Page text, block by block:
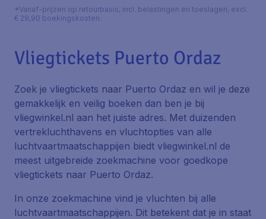
*Vanaf-prijzen op retourbasis, incl. belastingen en toeslagen, excl.
€ 29,90 boekingskosten.
Vliegtickets Puerto Ordaz
Zoek je vliegtickets naar Puerto Ordaz en wil je deze
gemakkelijk en veilig boeken dan ben je bij
vliegwinkel.nl aan het juiste adres. Met duizenden
vertrekluchthavens en vluchtopties van alle
luchtvaartmaatschappijen biedt vliegwinkel.nl de
meest uitgebreide zoekmachine voor goedkope
vliegtickets naar Puerto Ordaz.
In onze zoekmachine vind je vluchten bij alle
luchtvaartmaatschappijen. Dit betekent dat je in staat